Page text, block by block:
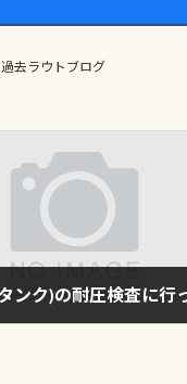
過去ラウトブログ